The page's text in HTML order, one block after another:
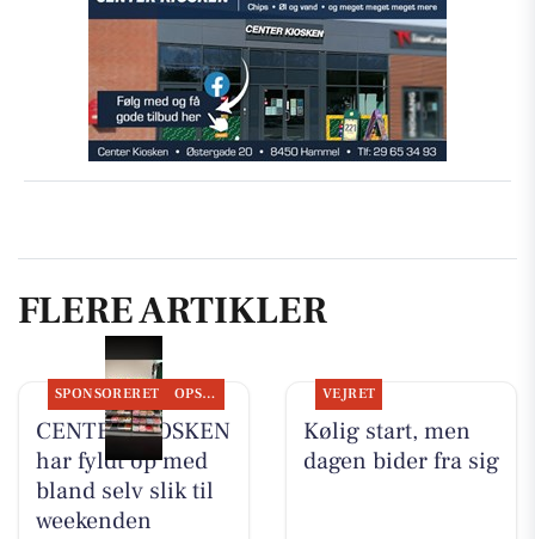
FLERE ARTIKLER
SPONSORERET OPSLAGSTAVLEN
CENTER KIOSKEN
har fyldt op med
bland selv slik til
weekenden
VEJRET
Kølig start, men
dagen bider fra sig